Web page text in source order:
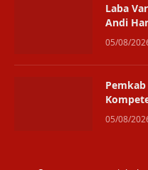
Laba
Andi
Satu
05/08/
Digital
05/08/